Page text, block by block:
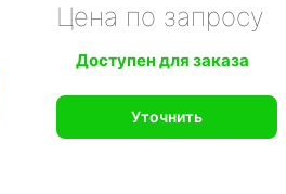
Цена по запросу
Доступен для заказа
Уточнить